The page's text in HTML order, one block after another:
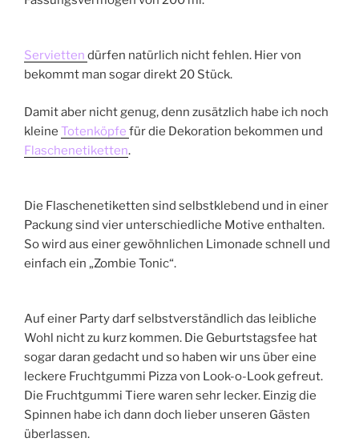
Servietten dürfen natürlich nicht fehlen. Hier von
bekommt man sogar direkt 20 Stück.
Damit aber nicht genug, denn zusätzlich habe ich noch
kleine Totenköpfe für die Dekoration bekommen und
Flaschenetiketten.
Die Flaschenetiketten sind selbstklebend und in einer
Packung sind vier unterschiedliche Motive enthalten.
So wird aus einer gewöhnlichen Limonade schnell und
einfach ein „Zombie Tonic“.
Auf einer Party darf selbstverständlich das leibliche
Wohl nicht zu kurz kommen. Die Geburtstagsfee hat
sogar daran gedacht und so haben wir uns über eine
leckere Fruchtgummi Pizza von Look-o-Look gefreut.
Die Fruchtgummi Tiere waren sehr lecker. Einzig die
Spinnen habe ich dann doch lieber unseren Gästen
überlassen.